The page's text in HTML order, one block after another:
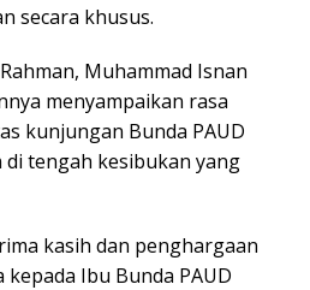
secara khusus.
Muhammad Isnan
menyampaikan rasa
kunjungan Bunda PAUD
tengah kesibukan yang
kasih dan penghargaan
Ibu Bunda PAUD